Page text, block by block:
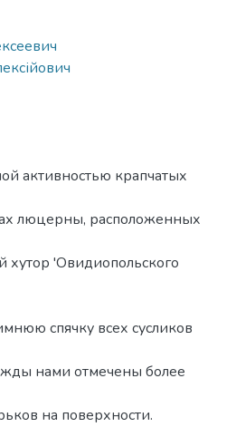
активностью крапчатых
люцерны, расположенных
хутор 'Овидиопольского
спячку всех сусликов
нами отмечены более
на поверхности.